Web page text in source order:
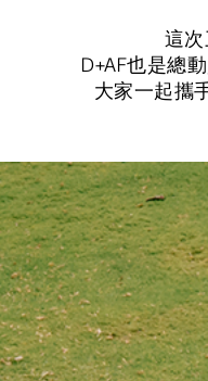
這
D+AF也是總
大家一起攜